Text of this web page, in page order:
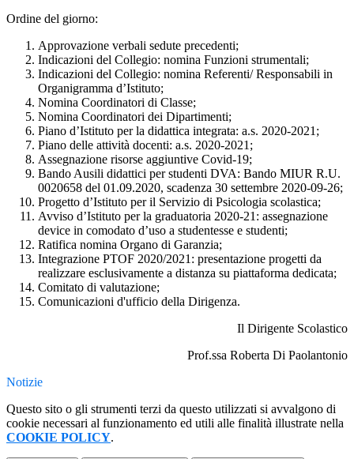
Ordine del giorno:
Approvazione verbali sedute precedenti;
Indicazioni del Collegio: nomina Funzioni strumentali;
Indicazioni del Collegio: nomina Referenti/ Responsabili in
Organigramma d’Istituto;
Nomina Coordinatori di Classe;
Nomina Coordinatori dei Dipartimenti;
Piano d’Istituto per la didattica integrata: a.s. 2020-2021;
Piano delle attività docenti: a.s. 2020-2021;
Assegnazione risorse aggiuntive Covid-19;
Bando Ausili didattici per studenti DVA: Bando MIUR R.U.
0020658 del 01.09.2020, scadenza 30 settembre 2020-09-26;
Progetto d’Istituto per il Servizio di Psicologia scolastica;
Avviso d’Istituto per la graduatoria 2020-21: assegnazione
device in comodato d’uso a studentesse e studenti;
Ratifica nomina Organo di Garanzia;
Integrazione PTOF 2020/2021: presentazione progetti da
realizzare esclusivamente a distanza su piattaforma dedicata;
Comitato di valutazione;
Comunicazioni d'ufficio della Dirigenza.
Il Dirigente Scolastico
Prof.ssa Roberta Di Paolantonio
Notizie
Questo sito o gli strumenti terzi da questo utilizzati si avvalgono di
cookie necessari al funzionamento ed utili alle finalità illustrate nella
COOKIE POLICY.